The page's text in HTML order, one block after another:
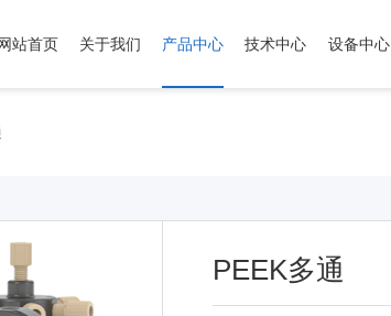
站首页 关于我们 产品中心 技术中心 设备中心
PEEK多通